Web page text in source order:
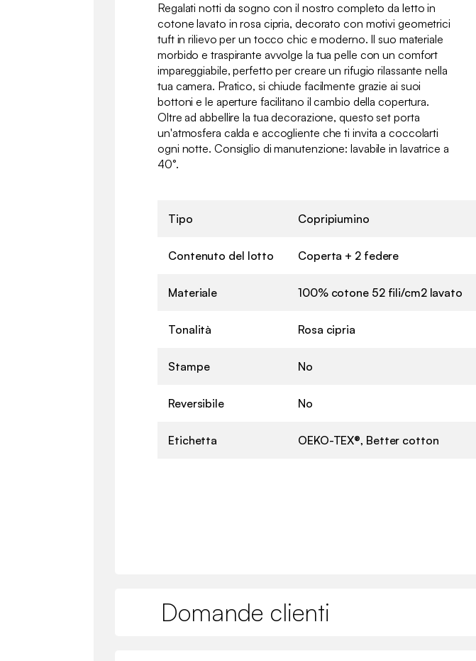
Regalati notti da sogno con il nostro completo da letto in
cotone lavato in rosa cipria, decorato con motivi geometrici
tuft in rilievo per un tocco chic e moderno. Il suo materiale
morbido e traspirante avvolge la tua pelle con un comfort
impareggiabile, perfetto per creare un rifugio rilassante nella
tua camera. Pratico, si chiude facilmente grazie ai suoi
bottoni e le aperture facilitano il cambio della copertura.
Oltre ad abbellire la tua decorazione, questo set porta
un'atmosfera calda e accogliente che ti invita a coccolarti
ogni notte. Consiglio di manutenzione: lavabile in lavatrice a
40°.
Tipo Copripiumino
Contenuto del lotto Coperta + 2 federe
Materiale 100% cotone 52 fili/cm2 lavato
Tonalità Rosa cipria
Stampe No
Reversibile No
Etichetta OEKO-TEX®, Better cotton
Domande clienti